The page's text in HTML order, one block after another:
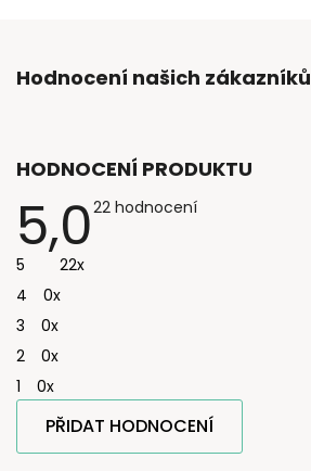
Hodnocení našich zákazníků
HODNOCENÍ PRODUKTU
5,0 Průměrné
22 hodnocení
5
22x
4
0x
3
0x
2
0x
1
0x
PŘIDAT HODNOCENÍ